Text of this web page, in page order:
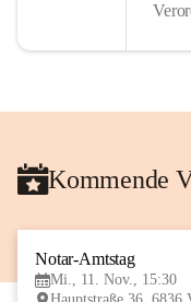
Kommende
Notar-Amtstag
Mi., 11. Nov., 15:30